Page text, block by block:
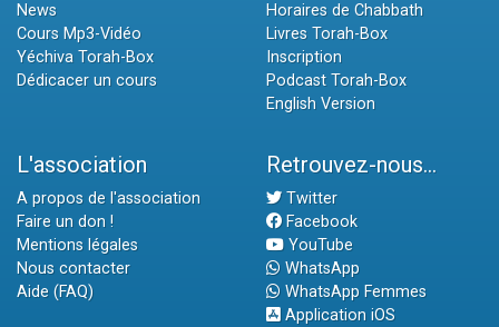
News
Cours Mp3-Vidéo
Yéchiva Torah-Box
Dédicacer un cours
Horaires de Chabbath
Livres Torah-Box
Inscription
Podcast Torah-Box
English Version
L'association
A propos de l'association
Faire un don !
Mentions légales
Nous contacter
Aide (FAQ)
Retrouvez-nous...
Twitter
Facebook
YouTube
WhatsApp
WhatsApp Femmes
Application iOS